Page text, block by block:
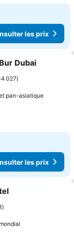
les prix
favoris
Dubai
027
pan-asiatique
les prix
favoris